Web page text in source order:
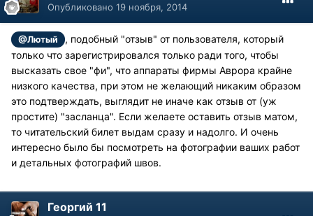
Опубликовано 19 ноября, 2014
@Лютый
, подобный "отзыв" от пользователя, который
только что зарегистрировался только ради того, чтобы
высказать свое "фи", что аппараты фирмы Аврора крайне
низкого качества, при этом не желающий никаким образом
это подтверждать, выглядит не иначе как отзыв от (уж
простите) "засланца". Если желаете оставить отзыв матом,
то читательский билет выдам сразу и надолго. И очень
интересно было бы посмотреть на фотографии ваших работ
и детальных фотографий швов.
Георгий 11